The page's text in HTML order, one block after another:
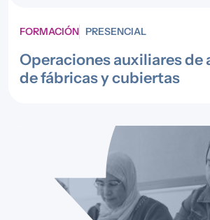
FORMACIÓN PRESENCIAL
Operaciones auxiliares de
de fábricas y cubiertas